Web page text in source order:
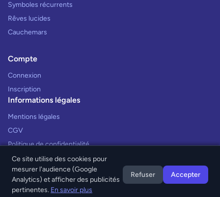
Symboles récurrents
Rêves lucides
Cauchemars
Compte
Connexion
Inscription
Informations légales
Mentions légales
CGV
Politique de confidentialité
© 2026 Interprétation des Rêves. Tous droits réservés.
Ce site utilise des cookies pour
mesurer l'audience (Google
Analytics) et afficher des publicités
pertinentes. En savoir plus
Refuser Accepter